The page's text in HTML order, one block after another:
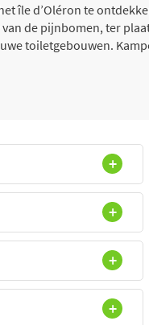
île d’Oléron te
de pijnbomen, ter
toiletgebouwen.